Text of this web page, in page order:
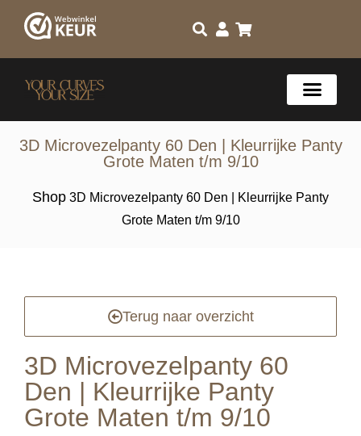
3D Microvezelpanty 60 Den | Kleurrijke Panty
Grote Maten t/m 9/10
Shop 3D Microvezelpanty 60 Den | Kleurrijke Panty
Grote Maten t/m 9/10
Terug naar overzicht
3D Microvezelpanty 60
Den | Kleurrijke Panty
Grote Maten t/m 9/10